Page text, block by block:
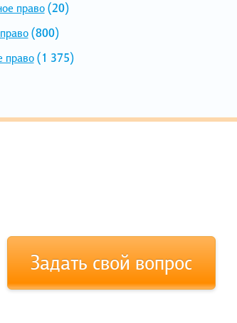
право(20)
(800)
право(1 375)
Задать свой вопрос